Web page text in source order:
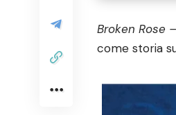
Broken Rose
come storia